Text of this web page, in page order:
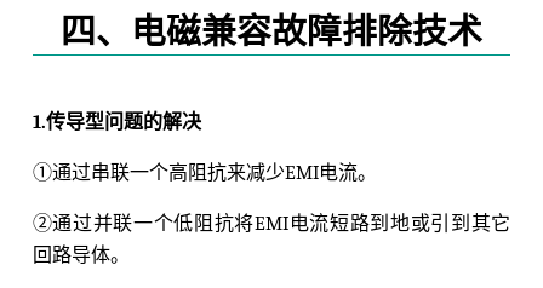
四、电磁兼容故障排除技术
1.传导型问题的解决
①通过串联一个高阻抗来减少EMI电流。
②通过并联一个低阻抗将EMI电流短路到地或引到其它
回路导体。